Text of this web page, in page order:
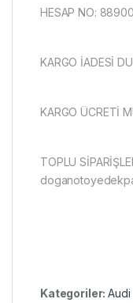
HESAP NO:
KARGO İADESİ
KARGO ÜCRETİ
TOPLU
Kategoriler:Audi